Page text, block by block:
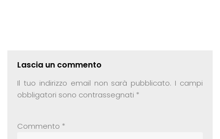
Lascia un commento
Il tuo indirizzo email non sarà pubblicato. I campi
obbligatori sono contrassegnati *
Commento *